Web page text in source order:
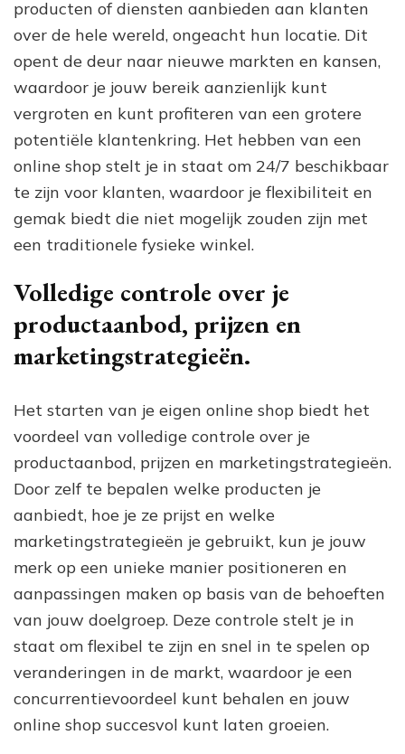
producten of diensten aanbieden aan klanten
over de hele wereld, ongeacht hun locatie. Dit
opent de deur naar nieuwe markten en kansen,
waardoor je jouw bereik aanzienlijk kunt
vergroten en kunt profiteren van een grotere
potentiële klantenkring. Het hebben van een
online shop stelt je in staat om 24/7 beschikbaar
te zijn voor klanten, waardoor je flexibiliteit en
gemak biedt die niet mogelijk zouden zijn met
een traditionele fysieke winkel.
Volledige controle over je
productaanbod, prijzen en
marketingstrategieën.
Het starten van je eigen online shop biedt het
voordeel van volledige controle over je
productaanbod, prijzen en marketingstrategieën.
Door zelf te bepalen welke producten je
aanbiedt, hoe je ze prijst en welke
marketingstrategieën je gebruikt, kun je jouw
merk op een unieke manier positioneren en
aanpassingen maken op basis van de behoeften
van jouw doelgroep. Deze controle stelt je in
staat om flexibel te zijn en snel in te spelen op
veranderingen in de markt, waardoor je een
concurrentievoordeel kunt behalen en jouw
online shop succesvol kunt laten groeien.